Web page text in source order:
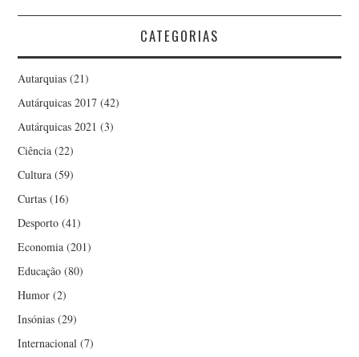
CATEGORIAS
Autarquias (21)
Autárquicas 2017 (42)
Autárquicas 2021 (3)
Ciência (22)
Cultura (59)
Curtas (16)
Desporto (41)
Economia (201)
Educação (80)
Humor (2)
Insónias (29)
Internacional (7)